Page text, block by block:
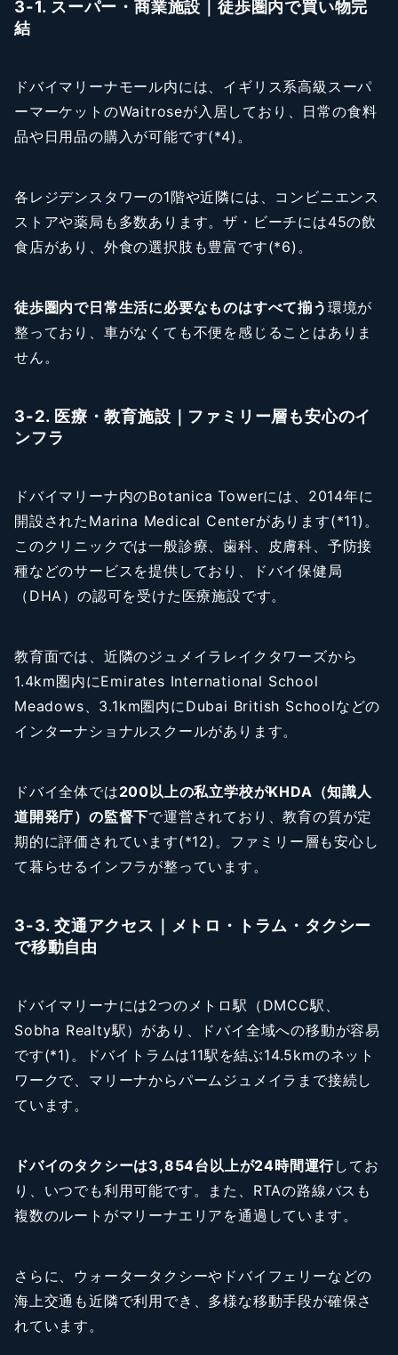
3-1. スーパー・商業施設｜徒歩圏内で買い物完
結
ドバイマリーナモール内には、イギリス系高級スーパ
ーマーケットのWaitroseが入居しており、日常の食料
品や日用品の購入が可能です(*4)。
各レジデンスタワーの1階や近隣には、コンビニエンス
ストアや薬局も多数あります。ザ・ビーチには45の飲
食店があり、外食の選択肢も豊富です(*6)。
徒歩圏内で日常生活に必要なものはすべて揃う 環境が
整っており、車がなくても不便を感じることはありま
せん。
3-2. 医療・教育施設｜ファミリー層も安心のイ
ンフラ
ドバイマリーナ内のBotanica Towerには、2014年に
開設されたMarina Medical Centerがあります(*11)。
このクリニックでは一般診療、歯科、皮膚科、予防接
種などのサービスを提供しており、ドバイ保健局
（DHA）の認可を受けた医療施設です。
教育面では、近隣のジュメイラレイクタワーズから
1.4km圏内にEmirates International School
Meadows、3.1km圏内にDubai British Schoolなどの
インターナショナルスクールがあります。
ドバイ全体では200以上の私立学校がKHDA（知識人
道開発庁）の監督下で運営されており、教育の質が定
期的に評価されています(*12)。ファミリー層も安心し
て暮らせるインフラが整っています。
3-3. 交通アクセス｜メトロ・トラム・タクシー
で移動自由
ドバイマリーナには2つのメトロ駅（DMCC駅、
Sobha Realty駅）があり、ドバイ全域への移動が容易
です(*1)。ドバイトラムは11駅を結ぶ14.5kmのネット
ワークで、マリーナからパームジュメイラまで接続し
ています。
ドバイのタクシーは3,854台以上が24時間運行してお
り、いつでも利用可能です。また、RTAの路線バスも
複数のルートがマリーナエリアを通過しています。
さらに、ウォータータクシーやドバイフェリーなどの
海上交通も近隣で利用でき、多様な移動手段が確保さ
れています。